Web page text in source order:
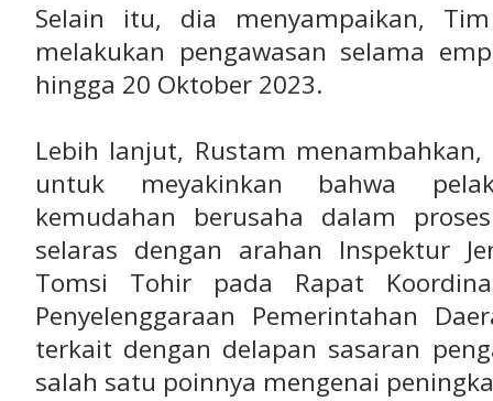
Selain itu, dia menyampaikan,
melakukan pengawasan selama
hingga 20 Oktober 2023.
Lebih lanjut, Rustam
untuk meyakinkan bahwa
kemudahan berusaha dalam
selaras dengan arahan Inspektur
Tomsi Tohir pada Rapat
Penyelenggaraan Pemerintahan
terkait dengan delapan sasaran
salah satu poinnya mengenai